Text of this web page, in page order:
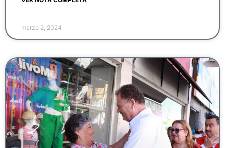
marzo 2, 2024